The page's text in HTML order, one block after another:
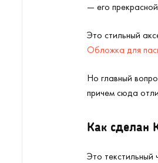
— его
Это стильный
Обложка для
Но главный
причем сюда
Как сделан
Это